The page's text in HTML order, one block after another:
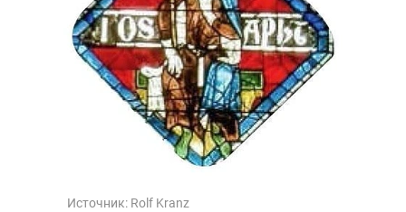
Источник: Rolf Kranz